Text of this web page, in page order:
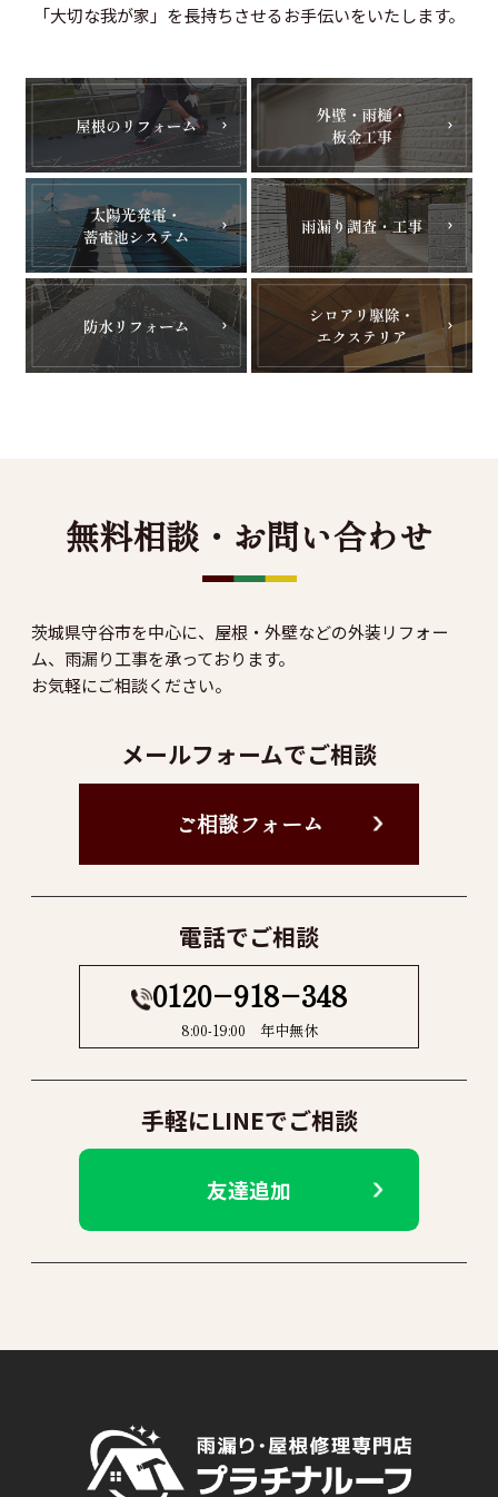
「大切な我が家」を長持ちさせるお手伝いをいたします。
無料相談・お問い合わせ
茨城県守谷市を中心に、屋根・外壁などの外装リフォー
ム、雨漏り工事を承っております。
お気軽にご相談ください。
メールフォームでご相談
ご相談フォーム
電話でご相談
0120−918−348
8:00-19:00 年中無休
手軽にLINEでご相談
友達追加